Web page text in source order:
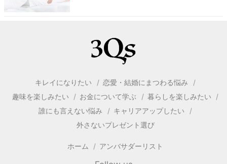
キレイになりたい
恋愛・結婚にまつわる悩み
趣味を楽しみたい
お金について学ぶ
暮らしを楽しみたい
誰にも言えない悩み
キャリアアップしたい
外さないプレゼント選び
ホーム アンバサダーリスト